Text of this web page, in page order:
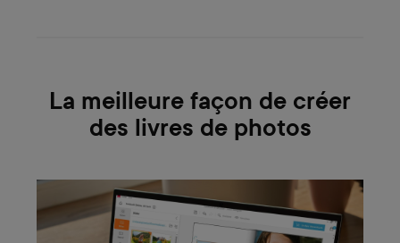
La meilleure façon de créer
des livres de photos